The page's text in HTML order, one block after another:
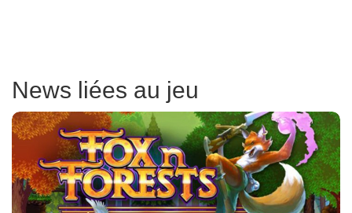
News liées au jeu